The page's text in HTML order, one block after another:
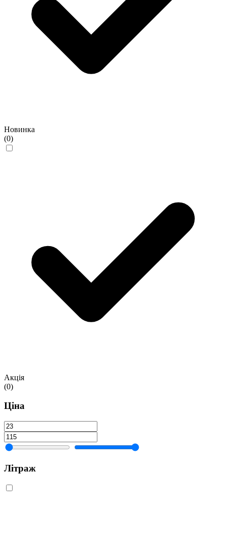
Новинка
(0)
Акція
(0)
Ціна
Літраж